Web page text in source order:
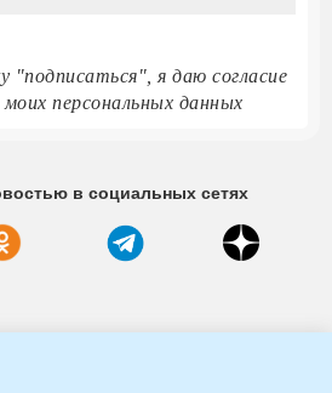
"подписаться", я даю согласие
персональных данных
в социальных сетях